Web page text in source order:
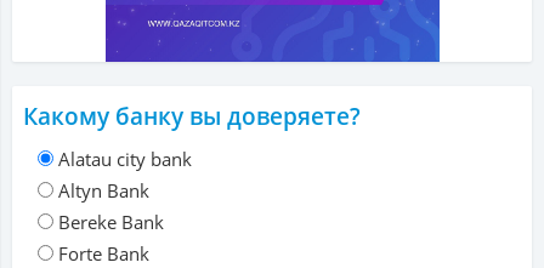
Какому банку вы доверяете?
Alatau city bank
Altyn Bank
Bereke Bank
Forte Bank